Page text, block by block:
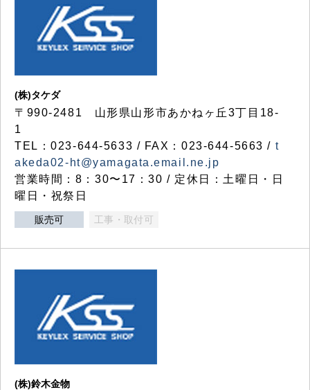
(株)タケダ
〒990-2481 山形県山形市あかねヶ丘3丁目18-
1
TEL：023-644-5633 / FAX：023-644-5663 / t
akeda02-ht@yamagata.email.ne.jp
営業時間：8：30〜17：30 / 定休日：土曜日・日
曜日・祝祭日
販売可 工事・取付可
(株)鈴木金物